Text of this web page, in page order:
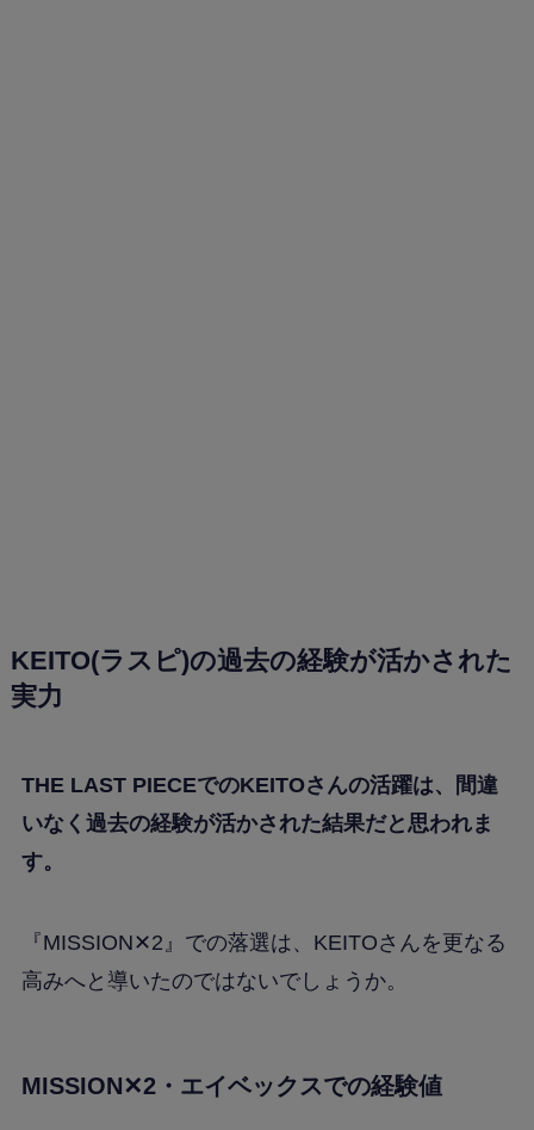
KEITO(ラスピ)の過去の経験が活かされた
実力
THE LAST PIECEでのKEITOさんの活躍は、間違
いなく過去の経験が活かされた結果だと思われま
す。
『MISSION✕2』での落選は、KEITOさんを更なる
高みへと導いたのではないでしょうか。
MISSION✕2・エイベックスでの経験値